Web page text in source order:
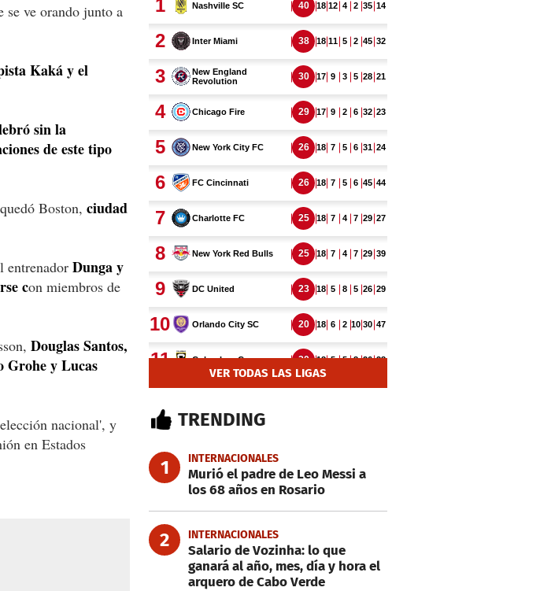
se ve orando junto a
Kaká y el
sin la
de este tipo
Boston, ciudad
entrenador Dunga y
con miembros de
Douglas Santos,
Grohe y Lucas
nacional', y
en Estados
VER TODAS LAS LIGAS
TRENDING
1 INTERNACIONALES
Murió el padre de Leo Messi a
los 68 años en Rosario
2 INTERNACIONALES
Salario de Vozinha: lo que
ganará al año, mes, día y hora el
arquero de Cabo Verde